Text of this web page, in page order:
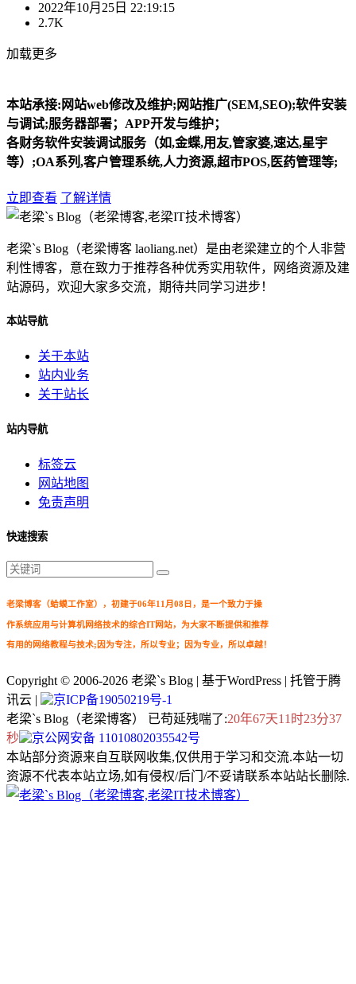
2022年10月25日 22:19:15
2.7K
加载更多
本站承接:网站web修改及维护;网站推广(SEM,SEO);软件安装
与调试;服务器部署；APP开发与维护；
各财务软件安装调试服务（如,金蝶,用友,管家婆,速达,星宇
等）;OA系列,客户管理系统,人力资源,超市POS,医药管理等;
立即查看 了解详情
老梁`s Blog（老梁博客 laoliang.net）是由老梁建立的个人非营
利性博客，意在致力于推荐各种优秀实用软件，网络资源及建
站源码，欢迎大家多交流，期待共同学习进步！
本站导航
关于本站
站内业务
关于站长
站内导航
标签云
网站地图
免责声明
快速搜索
老梁博客（蛤蟆工作室），初建于06年11月08日，是一个致力于操
作系统应用与计算机网络技术的综合IT网站，为大家不断提供和推荐
有用的网络教程与技术;因为专注，所以专业；因为专业，所以卓越！
Copyright © 2006-2026 老梁`s Blog | 基于WordPress | 托管于腾
讯云 |
京ICP备19050219号-1
老梁`s Blog（老梁博客） 已苟延残喘了:20年67天11时23分38
秒
京公网安备 11010802035542号
本站部分资源来自互联网收集,仅供用于学习和交流.本站一切
资源不代表本站立场,如有侵权/后门/不妥请联系本站站长删除.